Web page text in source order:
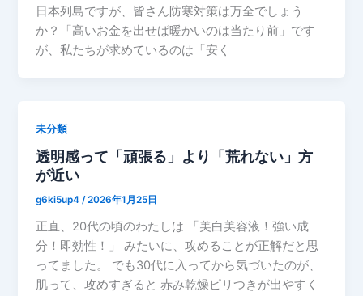
日本列島ですが、皆さん防寒対策は万全でしょう
か？「高いお金を出せば暖かいのは当たり前」です
が、私たちが求めているのは「安く
未分類
透明感って「頑張る」より「荒れない」方
が近い
g6ki5up4/2026年1月25日
正直、20代の頃のわたしは 「美白美容液！強い成
分！即効性！」 みたいに、攻めることが正解だと思
ってました。 でも30代に入ってから気づいたのが、
肌って、攻めすぎると 赤み乾燥ピリつきが出やすく